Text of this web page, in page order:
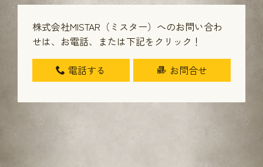
株式会社MISTAR（ミスター）へのお問い合わ
せは、 お電話、または下記をクリック！
電話する お問合せ